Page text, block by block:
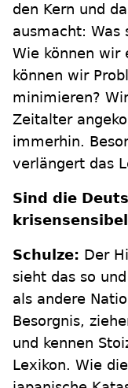
den Kern und
ausmacht: Was
Wie können wir
können wir
minimieren?
Zeitalter
immerhin.
verlängert das
Sind die
Schulze: Der
sieht das so
als andere
Besorgnis,
und kennen
Lexikon. Wie